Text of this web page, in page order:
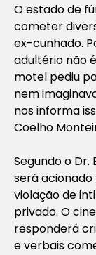
O estado de
cometer
ex-cunhado.
adultério não
motel pediu
nem
nos informa
Coelho
Segundo o
será acionado
violação de
privado. O
responderá
e verbais